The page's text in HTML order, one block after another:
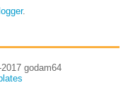
.
godam64